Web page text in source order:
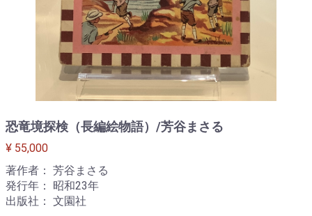
恐竜境探検（長編絵物語）/芳谷まさる
¥ 55,000
著作者： 芳谷まさる
発行年： 昭和23年
出版社： 文園社